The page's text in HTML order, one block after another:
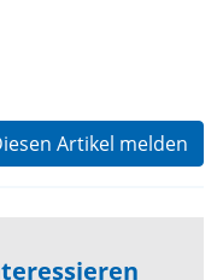
Artikel melden